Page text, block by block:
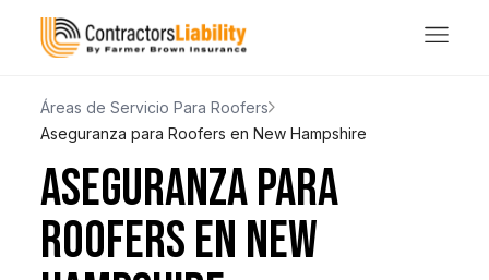
Áreas de Servicio Para Roofers
Aseguranza para Roofers en New Hampshire
ASEGURANZA PARA
ROOFERS EN NEW